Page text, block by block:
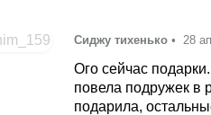
Сиджу тихенько • 28
Ого сейчас
повела подружек в
подарила,